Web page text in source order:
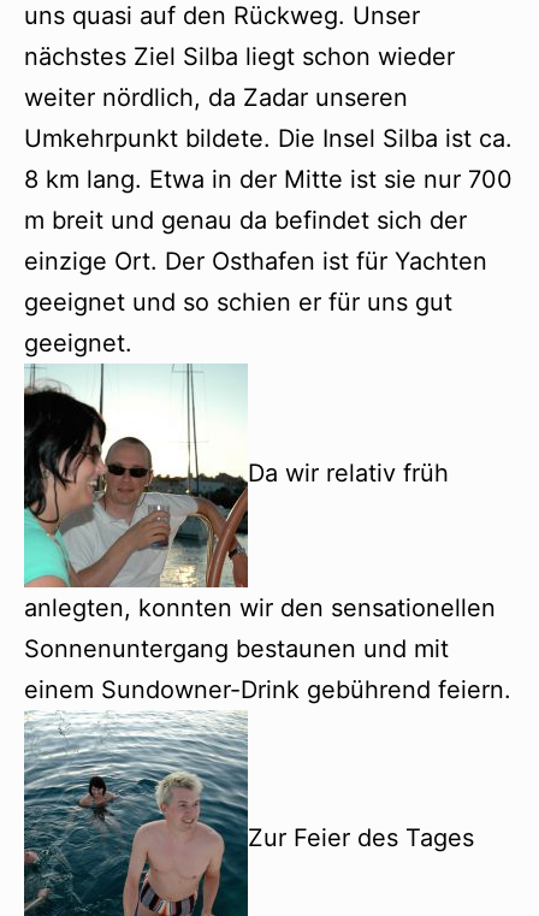
uns quasi auf den Rückweg. Unser
nächstes Ziel Silba liegt schon wieder
weiter nördlich, da Zadar unseren
Umkehrpunkt bildete. Die Insel Silba ist ca.
8 km lang. Etwa in der Mitte ist sie nur 700
m breit und genau da befindet sich der
einzige Ort. Der Osthafen ist für Yachten
geeignet und so schien er für uns gut
geeignet.
Da wir relativ früh
anlegten, konnten wir den sensationellen
Sonnenuntergang bestaunen und mit
einem Sundowner-Drink gebührend feiern.
Zur Feier des Tages